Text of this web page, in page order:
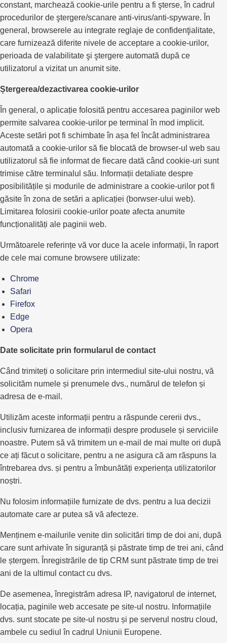
constant, marchează cookie-urile pentru a fi şterse, în cadrul
procedurilor de ştergere/scanare anti-virus/anti-spyware. În
general, browserele au integrate reglaje de confidenţialitate,
care furnizează diferite nivele de acceptare a cookie-urilor,
perioada de valabilitate şi ştergere automată după ce
utilizatorul a vizitat un anumit site.
Ștergerea/dezactivarea cookie-urilor
În general, o aplicație folosită pentru accesarea paginilor web
permite salvarea cookie-urilor pe terminal în mod implicit.
Aceste setări pot fi schimbate în așa fel încât administrarea
automată a cookie-urilor să fie blocată de browser-ul web sau
utilizatorul să fie informat de fiecare dată când cookie-uri sunt
trimise către terminalul său. Informații detaliate despre
posibilitățile și modurile de administrare a cookie-urilor pot fi
găsite în zona de setări a aplicației (borwser-ului web).
Limitarea folosirii cookie-urilor poate afecta anumite
funcționalități ale paginii web.
Următoarele referințe vă vor duce la acele informații, în raport
de cele mai comune browsere utilizate:
Chrome
Safari
Firefox
Edge
Opera
Date solicitate prin formularul de contact
Când trimiteți o solicitare prin intermediul site-ului nostru, vă
solicităm numele și prenumele dvs., numărul de telefon și
adresa de e-mail.
Utilizăm aceste informații pentru a răspunde cererii dvs.,
inclusiv furnizarea de informații despre produsele și serviciile
noastre. Putem să vă trimitem un e-mail de mai multe ori după
ce ați făcut o solicitare, pentru a ne asigura că am răspuns la
întrebarea dvs. și pentru a îmbunătăți experiența utilizatorilor
noștri.
Nu folosim informațiile furnizate de dvs. pentru a lua decizii
automate care ar putea să vă afecteze.
Menținem e-mailurile venite din solicitări timp de doi ani, după
care sunt arhivate în siguranță și păstrate timp de trei ani, când
le ștergem. Înregistrările de tip CRM sunt păstrate timp de trei
ani de la ultimul contact cu dvs.
De asemenea, înregistrăm adresa IP, navigatorul de internet,
locația, paginile web accesate pe site-ul nostru. Informațiile
dvs. sunt stocate pe site-ul nostru și pe serverul nostru cloud,
ambele cu sediul în cadrul Uniunii Europene.